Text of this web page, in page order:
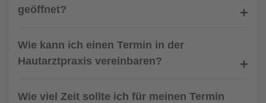
geöffnet?
Wie kann ich einen Termin in der
Hautarztpraxis vereinbaren?
Wie viel Zeit sollte ich für meinen Termin